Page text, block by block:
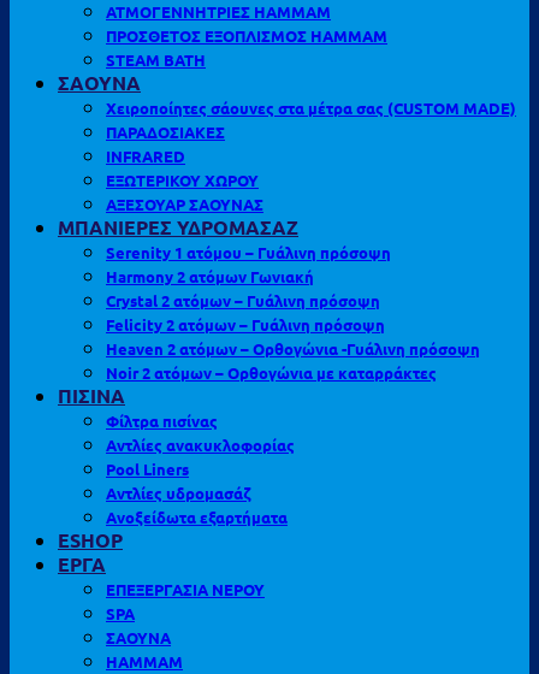
ΑΤΜΟΓΕΝΝΗΤΡΙΕΣ HAMMAM
ΠΡΟΣΘΕΤΟΣ ΕΞΟΠΛΙΣΜΟΣ HAMMAM
STEAM BATH
ΣΑΟΥΝΑ
Χειροποίητες σάουνες στα μέτρα σας (CUSTOM MADE)
ΠΑΡΑΔΟΣΙΑΚΕΣ
INFRARED
ΕΞΩΤΕΡΙΚΟΥ ΧΩΡΟΥ
ΑΞΕΣΟΥΑΡ ΣΑΟΥΝΑΣ
ΜΠΑΝΙΕΡΕΣ ΥΔΡΟΜΑΣΑΖ
Serenity 1 ατόμου – Γυάλινη πρόσοψη
Harmony 2 ατόμων Γωνιακή
Crystal 2 ατόμων – Γυάλινη πρόσοψη
Felicity 2 ατόμων – Γυάλινη πρόσοψη
Heaven 2 ατόμων – Ορθογώνια -Γυάλινη πρόσοψη
Noir 2 ατόμων – Ορθογώνια με καταρράκτες
ΠΙΣΙΝΑ
Φίλτρα πισίνας
Αντλίες ανακυκλοφορίας
Pool Liners
Αντλίες υδρομασάζ
Ανοξείδωτα εξαρτήματα
ESHOP
ΕΡΓΑ
ΕΠΕΞΕΡΓΑΣΙΑ ΝΕΡΟΥ
SPA
ΣΑΟΥΝΑ
HAMMAM